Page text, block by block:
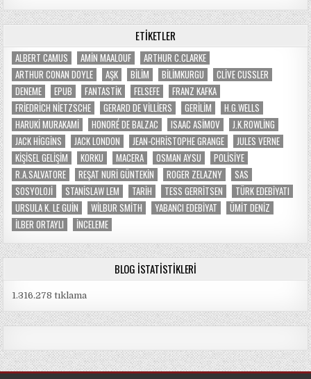
ETIKETLER
ALBERT CAMUS AMIN MAALOUF
ARTHUR C.CLARKE
ARTHUR CONAN DOYLE
AŞK BILIM BILIMKURGU
CLIVE CUSSLER
DENEME
EPUB FANTASTIK FELSEFE
FRANZ KAFKA
FRIEDRICH NIETZSCHE
GERARD DE VILLIERS GERILIM
H.G.WELLS
HARUKI MURAKAMI
HONORÉ DE BALZAC ISAAC ASIMOV
J.K.ROWLING
JACK HIGGINS
JACK LONDON JEAN-CHRISTOPHE GRANGE
JULES VERNE
KIŞISEL GELIŞIM
KORKU MACERA OSMAN AYSU
POLISIYE
R.A.SALVATORE
REŞAT NURI GÜNTEKIN ROGER ZELAZNY
SAS
SOSYOLOJI
STANISLAW LEM TARIH TESS GERRITSEN
TÜRK EDEBIYATI
URSULA K. LE GUIN
WILBUR SMITH YABANCI EDEBIYAT
ÜMIT DENIZ
İLBER ORTAYLI
İNCELEME
BLOG İSTATISTIKLERI
1.316.278 tıklama